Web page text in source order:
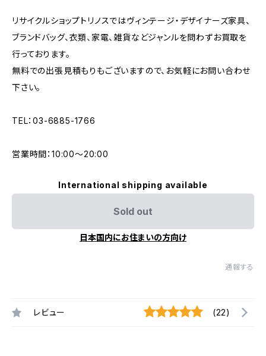
リサイクルショップトリノスではヴィンテージ・デザイナーズ家具、
ブランドバッグ、衣類、家電、雑貨などジャンルを問わずお買取を
行っております。
無料での出張見積もりもございますので、お気軽にお問い合わせ
下さい。
TEL：03-6885-1766
営業時間：10:00〜20:00
International shipping available
Sold out
日本国内にお住まいの方向け
通報する
レビュー (22)